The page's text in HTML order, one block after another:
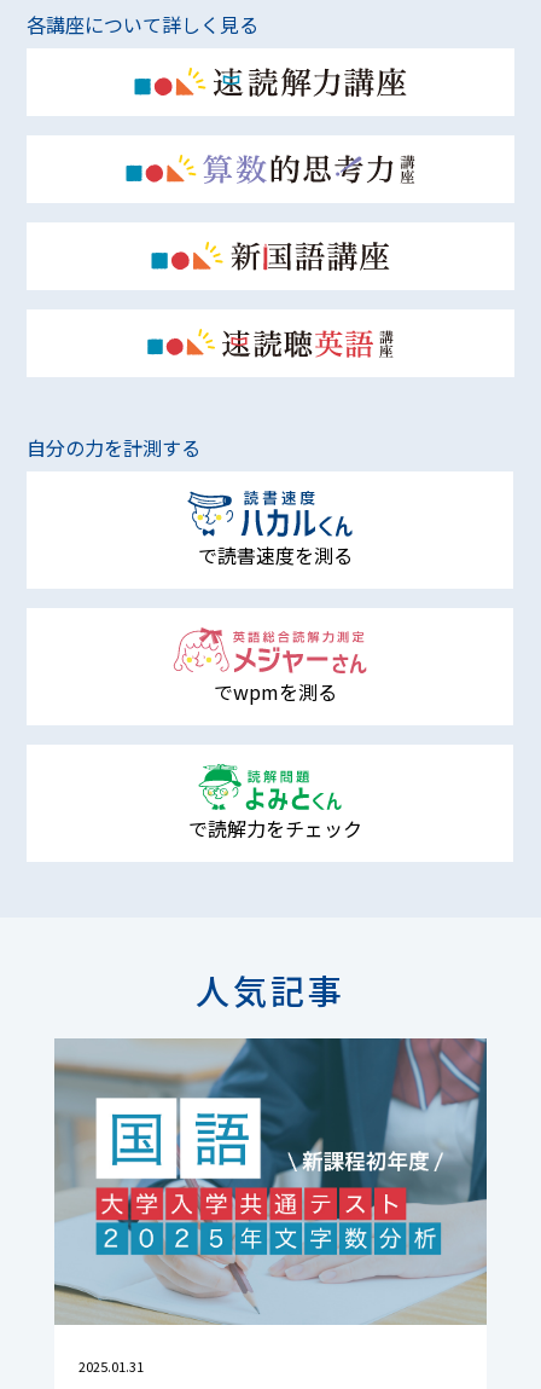
各講座について詳しく見る
自分の力を計測する
で読書速度を測る
でwpmを測る
で読解力をチェック
人気記事
2025.01.31